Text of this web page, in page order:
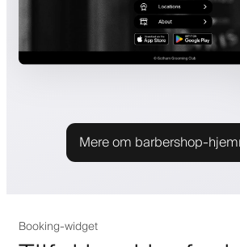
Mere om barbershop-
Booking-widget